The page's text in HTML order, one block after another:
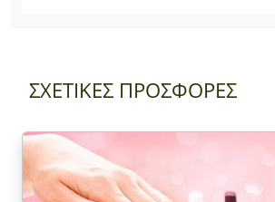
ΣΧΕΤΙΚΕΣ ΠΡΟΣΦΟΡΕΣ